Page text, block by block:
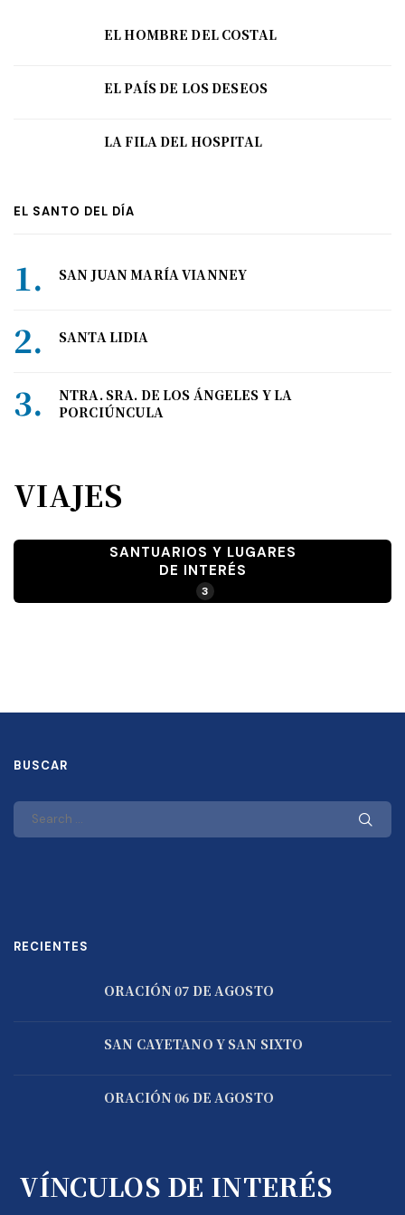
EL HOMBRE DEL COSTAL
EL PAÍS DE LOS DESEOS
LA FILA DEL HOSPITAL
EL SANTO DEL DÍA
SAN JUAN MARÍA VIANNEY
SANTA LIDIA
NTRA. SRA. DE LOS ÁNGELES Y LA
PORCIÚNCULA
VIAJES
SANTUARIOS Y LUGARES
DE INTERÉS
3
BUSCAR
RECIENTES
ORACIÓN 07 DE AGOSTO
SAN CAYETANO Y SAN SIXTO
ORACIÓN 06 DE AGOSTO
VÍNCULOS DE INTERÉS